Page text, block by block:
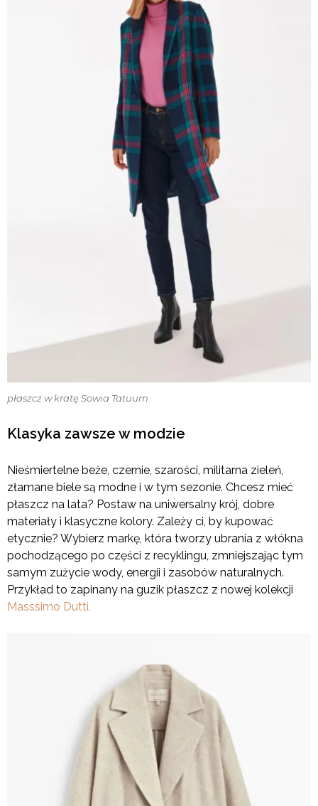
płaszcz w kratę Sowia Tatuum
Klasyka zawsze w modzie
Nieśmiertelne beże, czernie, szarości, militarna zieleń,
złamane biele są modne i w tym sezonie. Chcesz mieć
płaszcz na lata? Postaw na uniwersalny krój, dobre
materiały i klasyczne kolory. Zależy ci, by kupować
etycznie? Wybierz markę, która tworzy ubrania z włókna
pochodzącego po części z recyklingu, zmniejszając tym
samym zużycie wody, energii i zasobów naturalnych.
Przykład to zapinany na guzik płaszcz z nowej kolekcji
Masssimo Dutti.